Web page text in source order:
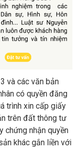
và các văn bản
có quyền đăng
trình xin cấp giấy
trên đất thông tư
chứng nhận quyền
khác gắn liền với